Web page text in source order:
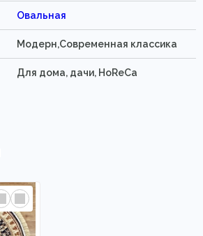
Овальная
Модерн,Современная классика
Для дома, дачи, HoReCa